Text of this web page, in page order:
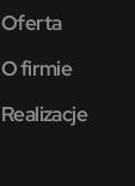
Oferta
O firmie
Realizacje